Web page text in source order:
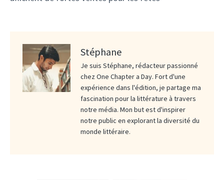
Stéphane
Je suis Stéphane, rédacteur passionné
chez One Chapter a Day. Fort d'une
expérience dans l'édition, je partage ma
fascination pour la littérature à travers
notre média. Mon but est d'inspirer
notre public en explorant la diversité du
monde littéraire.